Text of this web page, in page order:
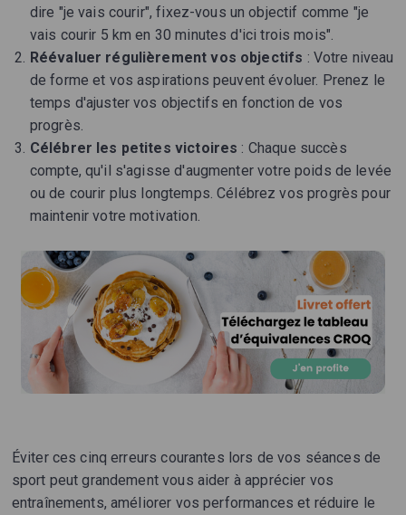
dire "je vais courir", fixez-vous un objectif comme "je
vais courir 5 km en 30 minutes d'ici trois mois".
Réévaluer régulièrement vos objectifs : Votre niveau
de forme et vos aspirations peuvent évoluer. Prenez le
temps d'ajuster vos objectifs en fonction de vos
progrès.
Célébrer les petites victoires : Chaque succès
compte, qu'il s'agisse d'augmenter votre poids de levée
ou de courir plus longtemps. Célébrez vos progrès pour
maintenir votre motivation.
Éviter ces cinq erreurs courantes lors de vos séances de
sport peut grandement vous aider à apprécier vos
entraînements, améliorer vos performances et réduire le